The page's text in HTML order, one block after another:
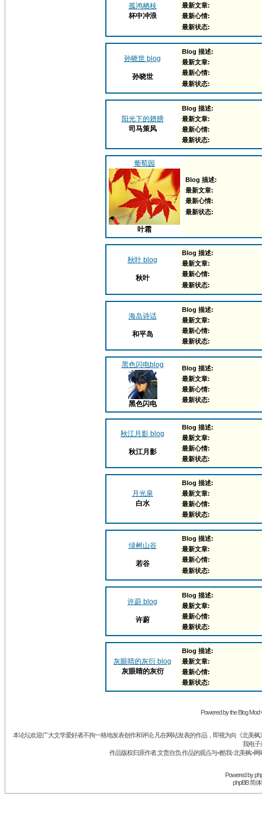
孤鸿栖枝
杯中冲浪
最新文章:
最新心情:
最新状态:
孙晓世 blog
孙晓世
Blog 描述:
最新文章:
最新心情:
最新状态:
阳光下的翅膀
司马策风
Blog 描述:
最新文章:
最新心情:
最新状态:
葡萄园
叶霜
Blog 描述:
最新文章:
最新心情:
最新状态:
秋叶 blog
秋叶
Blog 描述:
最新文章:
最新心情:
最新状态:
海岛诗话
和平岛
Blog 描述:
最新文章:
最新心情:
最新状态:
黑色闪电blog
黑色闪电
Blog 描述:
最新文章:
最新心情:
最新状态:
秋江月影 blog
秋江月影
Blog 描述:
最新文章:
最新心情:
最新状态:
月光泉
白水
Blog 描述:
最新文章:
最新心情:
最新状态:
绿树山谷
若谷
Blog 描述:
最新文章:
最新心情:
最新状态:
许蔚 blog
许蔚
Blog 描述:
最新文章:
最新心情:
最新状态:
灰眼睛的灰衍 blog
灰眼睛的灰衍
Blog 描述:
最新文章:
最新心情:
最新状态:
Powered by the Blog
本论坛欢迎广大文学爱好者不拘一格地发表创作和评论.凡在网站发表的作品，即视为向《北美
我电子
作品版权归原作者.文责自负.作品的观点与<酷我-北美枫>
Powered by
phpBB 简